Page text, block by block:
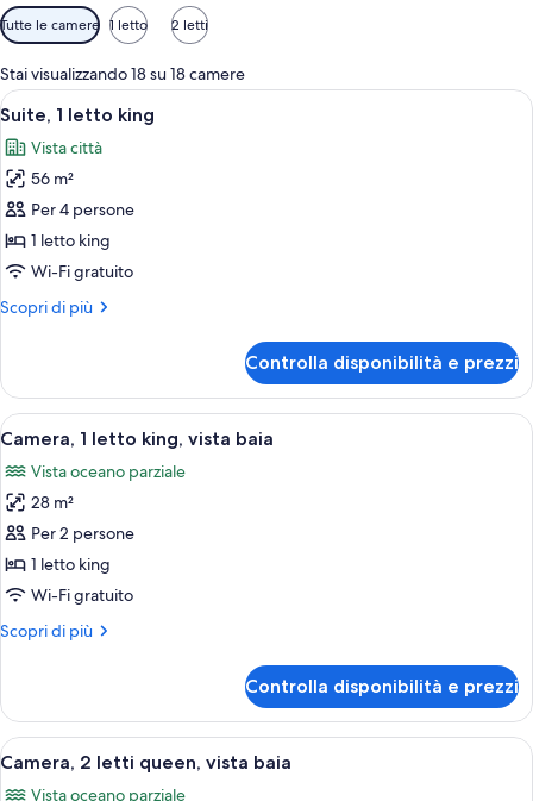
Filtri
disponibili
per
le
camere
Tutte le camere 1 letto 2 letti
Stai visualizzando 18 su 18 camere
Apri
tutte
le
foto
per
Suite,
1
king
Un'ampia zona giorno
11
Suite, 1 letto king
Vista città
56 m²
Per 4 persone
1 letto king
Wi-Fi gratuito
Scopri di più
Altri
1
letto
king
Controlla disponibilità e prezzi
Apri
tutte
le
foto
per
Camera,
1
king,
Una stanza con parete in mattoni,
13
Camera, 1 letto king, vista baia
Vista oceano parziale
28 m²
Per 2 persone
1 letto king
Wi-Fi gratuito
Scopri di più
Altri
1
letto
king,
Controlla disponibilità e prezzi
Apri
tutte
Camera d'albergo con due letti, una
14
Camera, 2 letti queen, vista baia
Vista oceano parziale